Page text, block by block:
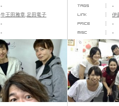
-
牛王田雅章,足田竜子
-
-
-
伊
-
-